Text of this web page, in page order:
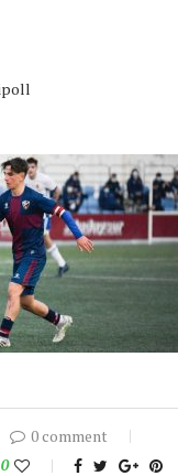
0 comment
0